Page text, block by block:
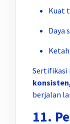
Kuat
Daya
Sertifikasi
berjalan
11.